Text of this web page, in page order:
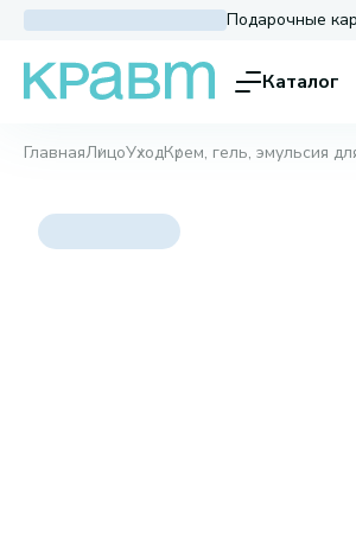
Подарочные
Каталог
ГлавнаяЛицоУходКрем, гель, эмульсия